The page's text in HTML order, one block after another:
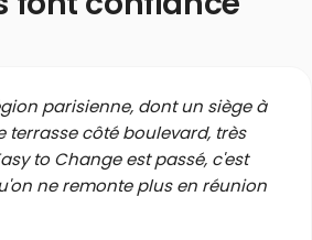
parisienne, dont un siège à
terrasse côté boulevard, très
to Change est passé, c'est
ne remonte plus en réunion